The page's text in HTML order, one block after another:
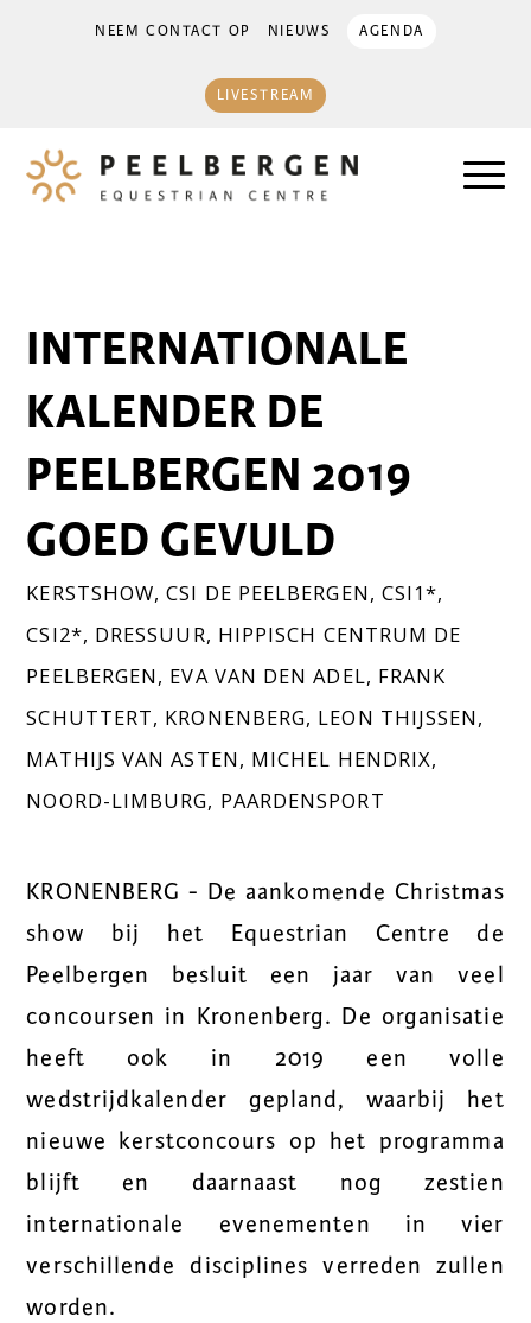
NEEM CONTACT OP NIEUWS AGENDA
LIVESTREAM
INTERNATIONALE
KALENDER DE
PEELBERGEN 2019
GOED GEVULD
KERSTSHOW,CSI DE PEELBERGEN, CSI1*,
CSI2*, DRESSUUR, HIPPISCH CENTRUM DE
PEELBERGEN, EVA VAN DEN ADEL, FRANK
SCHUTTERT, KRONENBERG, LEON THIJSSEN,
MATHIJS VAN ASTEN, MICHEL HENDRIX,
NOORD-LIMBURG, PAARDENSPORT
KRONENBERG - De aankomende Christmas
show bij het Equestrian Centre de
Peelbergen besluit een jaar van veel
concoursen in Kronenberg. De organisatie
heeft ook in 2019 een volle
wedstrijdkalender gepland, waarbij het
nieuwe kerstconcours op het programma
blijft en daarnaast nog zestien
internationale evenementen in vier
verschillende disciplines verreden zullen
worden.